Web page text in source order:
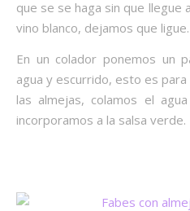
que se se haga sin que
vino blanco, dejamos que ligue.
En un colador ponemos un
agua y escurrido, esto es
las almejas, colamos el
incorporamos a la salsa verde.